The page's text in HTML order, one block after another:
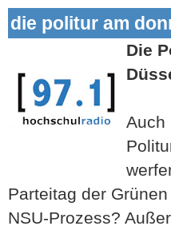
die politur am
Die
Auch
Parteitag der
NSU-Prozess?